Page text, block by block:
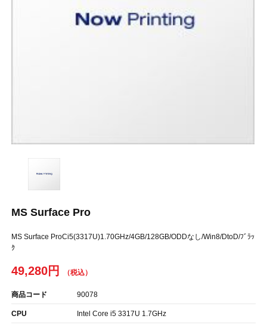
MS Surface Pro
MS Surface ProCi5(3317U)1.70GHz/4GB/128GB/ODDなし/Win8/DtoD/ﾌﾞﾗｯ
ｸ
49,280円
商品コード 90078
CPU Intel Core i5 3317U 1.7GHz